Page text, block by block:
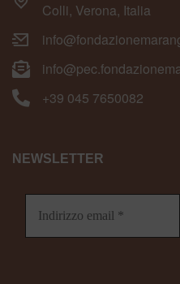
Colli, Verona, Italia
+39 045 7650082
NEWSLETTER